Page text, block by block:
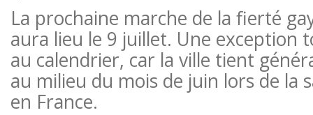
La prochaine marche de la fierté
aura lieu le 9 juillet. Une exception
au calendrier, car la ville tient
au milieu du mois de juin lors de la
en France.